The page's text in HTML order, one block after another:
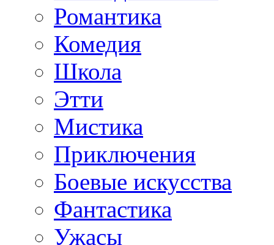
Романтика
Комедия
Школа
Этти
Мистика
Приключения
Боевые искусства
Фантастика
Ужасы